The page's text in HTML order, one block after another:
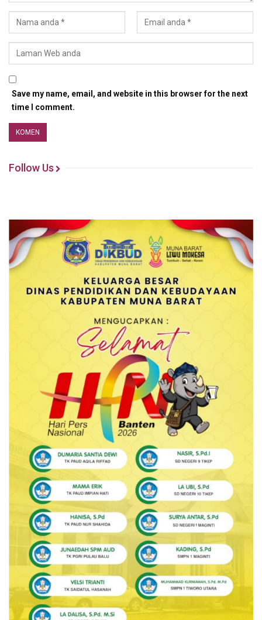
Save my name, email, and website in this browser for the next
time I comment.
Follow Us